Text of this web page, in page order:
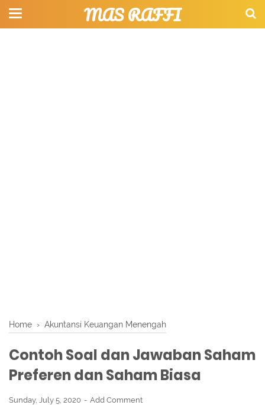
MAS RAFFI
Home › Akuntansi Keuangan Menengah
Contoh Soal dan Jawaban Saham
Preferen dan Saham Biasa
Sunday, July 5, 2020 Add Comment